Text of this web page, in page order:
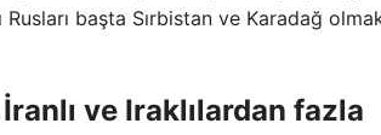
başta Sırbistan ve Karadağ
ve Iraklılardan fazla